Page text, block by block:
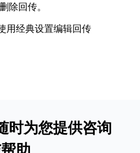
除回传。
用经典设置编辑回传
时为您提供咨询